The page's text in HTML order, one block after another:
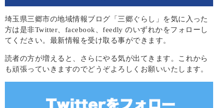
埼玉県三郷市の地域情報ブログ「三郷ぐらし」を気に入った
方は是非Twitter、facebook、feedly のいずれかをフォローし
てください。最新情報を受け取る事ができます。
読者の方が増えると、さらにやる気が出てきます。これから
も頑張っていきますのでどうぞよろしくお願いいたします。